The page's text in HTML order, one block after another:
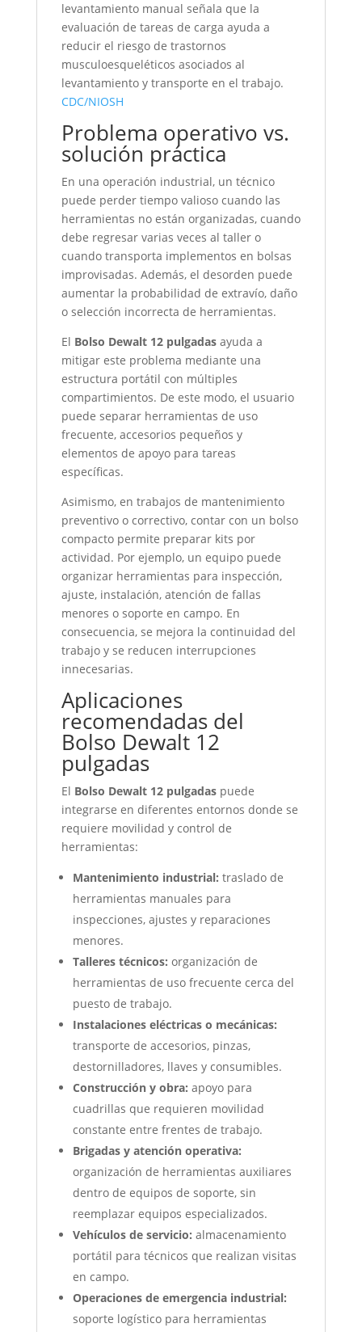
levantamiento manual señala que la
evaluación de tareas de carga ayuda a
reducir el riesgo de trastornos
musculoesqueléticos asociados al
levantamiento y transporte en el trabajo.
CDC/NIOSH
Problema operativo vs.
solución práctica
En una operación industrial, un técnico
puede perder tiempo valioso cuando las
herramientas no están organizadas, cuando
debe regresar varias veces al taller o
cuando transporta implementos en bolsas
improvisadas. Además, el desorden puede
aumentar la probabilidad de extravío, daño
o selección incorrecta de herramientas.
El Bolso Dewalt 12 pulgadasayuda a
mitigar este problema mediante una
estructura portátil con múltiples
compartimientos. De este modo, el usuario
puede separar herramientas de uso
frecuente, accesorios pequeños y
elementos de apoyo para tareas
específicas.
Asimismo, en trabajos de mantenimiento
preventivo o correctivo, contar con un bolso
compacto permite preparar kits por
actividad. Por ejemplo, un equipo puede
organizar herramientas para inspección,
ajuste, instalación, atención de fallas
menores o soporte en campo. En
consecuencia, se mejora la continuidad del
trabajo y se reducen interrupciones
innecesarias.
Aplicaciones
recomendadas del
Bolso Dewalt 12
pulgadas
El Bolso Dewalt 12 pulgadaspuede
integrarse en diferentes entornos donde se
requiere movilidad y control de
herramientas:
Mantenimiento industrial: traslado de
herramientas manuales para
inspecciones, ajustes y reparaciones
menores.
Talleres técnicos: organización de
herramientas de uso frecuente cerca del
puesto de trabajo.
Instalaciones eléctricas o mecánicas:
transporte de accesorios, pinzas,
destornilladores, llaves y consumibles.
Construcción y obra: apoyo para
cuadrillas que requieren movilidad
constante entre frentes de trabajo.
Brigadas y atención operativa:
organización de herramientas auxiliares
dentro de equipos de soporte, sin
reemplazar equipos especializados.
Vehículos de servicio: almacenamiento
portátil para técnicos que realizan visitas
en campo.
Operaciones de emergencia industrial:
soporte logístico para herramientas